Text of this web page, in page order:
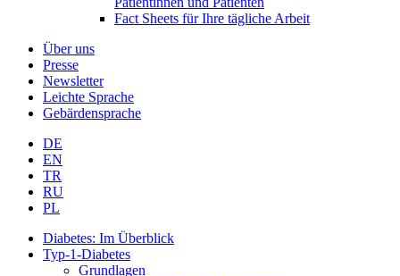
Fact Sheets für Ihre tägliche Arbeit
Über uns
Presse
Newsletter
Leichte Sprache
Gebärdensprache
DE
EN
TR
RU
PL
Diabetes: Im Überblick
Typ-1-Diabetes
Grundlagen